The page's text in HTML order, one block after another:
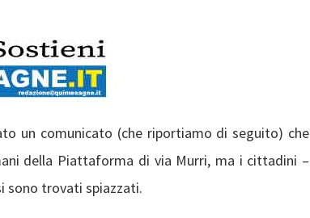
un comunicato (che riportiamo di seguito) che
della Piattaforma di via Murri, ma i cittadini –
sono trovati spiazzati.